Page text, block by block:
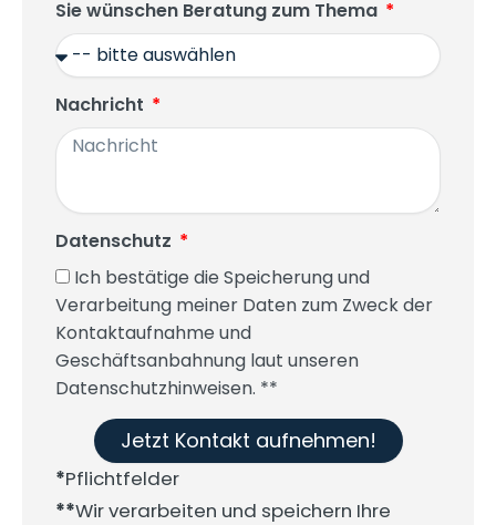
Sie wünschen Beratung zum Thema
Nachricht
Datenschutz
Ich bestätige die Speicherung und
Verarbeitung meiner Daten zum Zweck der
Kontaktaufnahme und
Geschäftsanbahnung laut unseren
Datenschutzhinweisen. **
Jetzt Kontakt aufnehmen!
*Pflichtfelder
**Wir verarbeiten und speichern Ihre